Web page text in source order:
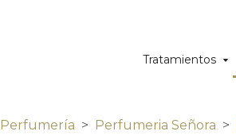
Tratamientos
Perfumería Perfumeria Señora